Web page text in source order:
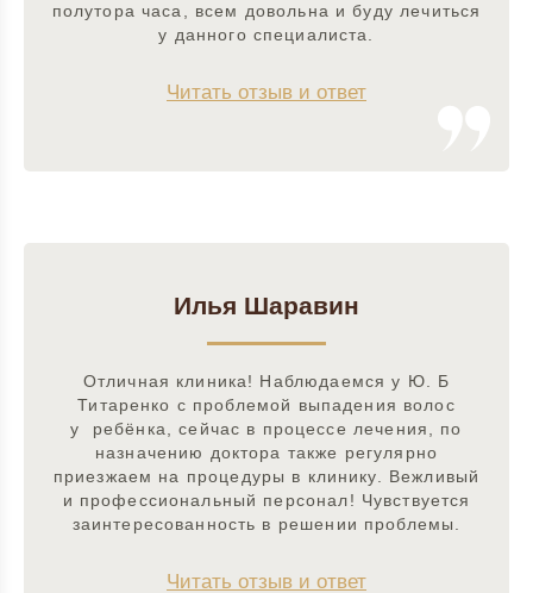
полутора часа, всем довольна и буду лечиться
у данного специалиста.
Читать отзыв и ответ
Илья Шаравин
Отличная клиника! Наблюдаемся у Ю. Б
Титаренко с проблемой выпадения волос
у ребёнка, сейчас в процессе лечения, по
назначению доктора также регулярно
приезжаем на процедуры в клинику. Вежливый
и профессиональный персонал! Чувствуется
заинтересованность в решении проблемы.
Читать отзыв и ответ